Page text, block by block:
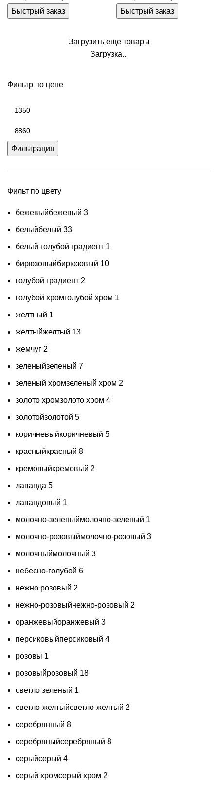
Фильтр по цене
Фильтрация
Фильт по цвету
бежевыйбежевый 3
белыйбелый 33
белый голубой градиент 1
бирюзовыйбирюзовый 10
голубой градиент 2
голубой хромголубой хром 1
желтный 1
желтыйжелтый 13
жемчуг 2
зеленыйзеленый 7
зеленый хромзеленый хром 2
золото хромзолото хром 4
золотойзолотой 5
коричневыйкоричневый 5
красныйкрасный 8
кремовыйкремовый 2
лаванда 5
лавандовый 1
молочно-зеленыймолочно-зеленый 1
молочно-розовыймолочно-розовый 3
молочныймолочный 3
небесно-голубой 6
нежно розовый 2
нежно-розовыйнежно-розовый 2
оранжевыйоранжевый 3
персиковыйперсиковый 4
розовы 1
розовыйрозовый 18
светло зеленый 1
светло-желтыйсветло-желтый 2
серебрянный 8
серебряныйсеребряный 8
серыйсерый 4
серый хромсерый хром 2
Быстрый заказ
Быстрый заказ
Загрузить еще товары
Загрузка...